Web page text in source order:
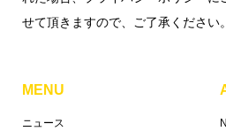
せて頂きますので、ご了承ください。
MENU
ニュース